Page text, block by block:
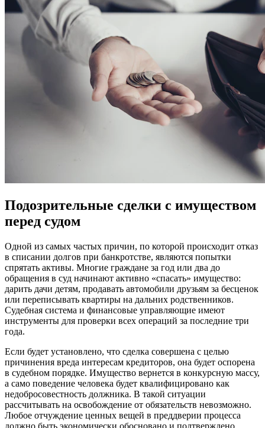
Подозрительные сделки с имуществом
перед судом
Одной из самых частых причин, по которой происходит отказ
в списании долгов при банкротстве, являются попытки
спрятать активы. Многие граждане за год или два до
обращения в суд начинают активно «спасать» имущество:
дарить дачи детям, продавать автомобили друзьям за бесценок
или переписывать квартиры на дальних родственников.
Судебная система и финансовые управляющие имеют
инструменты для проверки всех операций за последние три
года.
Если будет установлено, что сделка совершена с целью
причинения вреда интересам кредиторов, она будет оспорена
в судебном порядке. Имущество вернется в конкурсную массу,
а само поведение человека будет квалифицировано как
недобросовестность должника. В такой ситуации
рассчитывать на освобождение от обязательств невозможно.
Любое отчуждение ценных вещей в преддверии процесса
должно быть экономически обосновано и подтверждено